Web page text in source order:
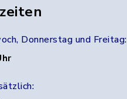
Donnerstag und Freitag: